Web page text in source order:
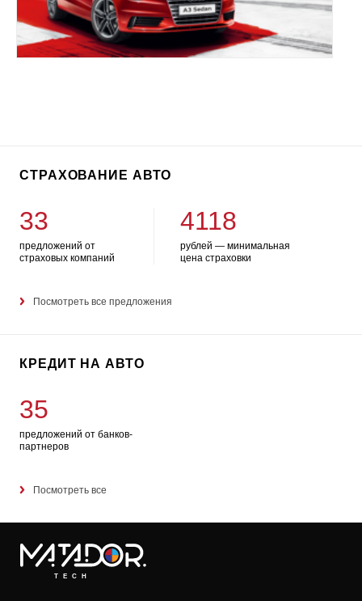
СТРАХОВАНИЕ АВТО
33
предложений от
страховых компаний
4118
рублей — минимальная
цена страховки
Посмотреть все предложения
КРЕДИТ НА АВТО
35
предложений от банков-
партнеров
Посмотреть все
TECH